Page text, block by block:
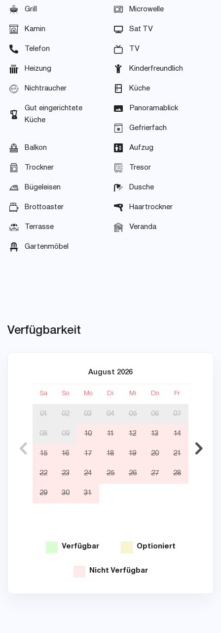
Grill Microwelle
Kamin Sat TV
Telefon TV
Heizung Kinderfreundlich
Nichtraucher Küche
Gut eingerichtete
Küche
Panoramablick
Gefrierfach
Balkon Aufzug
Trockner Tresor
Bügeleisen Dusche
Brottoaster Haartrockner
Terrasse Veranda
Gartenmöbel
Verfügbarkeit
August 2026
Sa So Mo Di Mi Do Fr
01 02 03 04 05 06 07
08 09 10 11 12 13 14
15 16 17 18 19 20 21
22 23 24 25 26 27 28
29 30 31
Verfügbar Optioniert
Nicht Verfügbar